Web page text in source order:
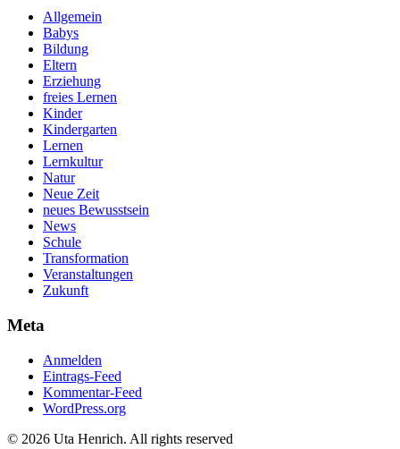
Allgemein
Babys
Bildung
Eltern
Erziehung
freies Lernen
Kinder
Kindergarten
Lernen
Lernkultur
Natur
Neue Zeit
neues Bewusstsein
News
Schule
Transformation
Veranstaltungen
Zukunft
Meta
Anmelden
Eintrags-Feed
Kommentar-Feed
WordPress.org
© 2026 Uta Henrich. All rights reserved